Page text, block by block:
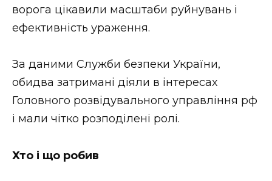
ворога цікавили масштаби руйнувань і
ефективність ураження.
За даними Служби безпеки України,
обидва затримані діяли в інтересах
Головного розвідувального управління рф
і мали чітко розподілені ролі.
Хто і що робив